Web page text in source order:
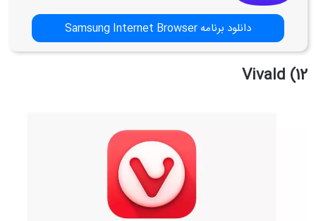
دانلود برنامه Samsung Internet Browser
12) Vivald